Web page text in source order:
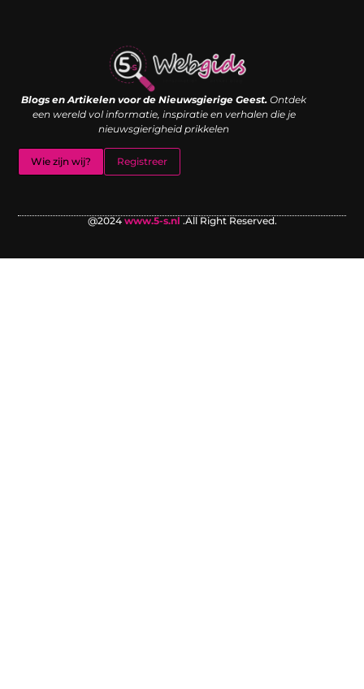
Blogs en Artikelen voor de Nieuwsgierige Geest. Ontdek
een wereld vol informatie, inspiratie en verhalen die je
nieuwsgierigheid prikkelen
Wie zijn wij? Registreer
@2024www.5-s.nl .All Right Reserved.